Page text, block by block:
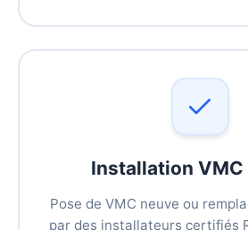
Installation VMC
Pose de VMC neuve ou
par des installateurs certifiés